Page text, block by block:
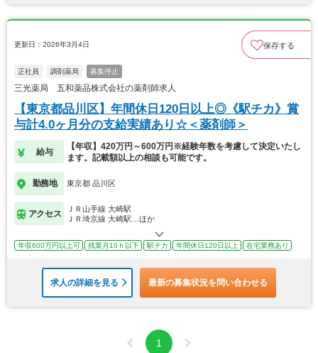
更新日：2026年3月4日 保存する
正社員 調剤薬局 募集停止
三光薬局 五和薬品株式会社の薬剤師求人
【東京都品川区】年間休日120日以上◎《駅チカ》賞
与計4.0ヶ月分の支給実績あり☆＜薬剤師＞
給与
【年収】420万円～600万円※経験年数を考慮して決定いたし
ます。記載額以上の相談も可能です。
勤務地 東京都 品川区
アクセス
ＪＲ山手線 大崎駅
ＪＲ埼京線 大崎駅…ほか
年収600万円以上可 残業月10ｈ以下 駅チカ 年間休日120日以上 在宅業務あり
求人の詳細を見る 最新の募集状況を問い合わせる
1